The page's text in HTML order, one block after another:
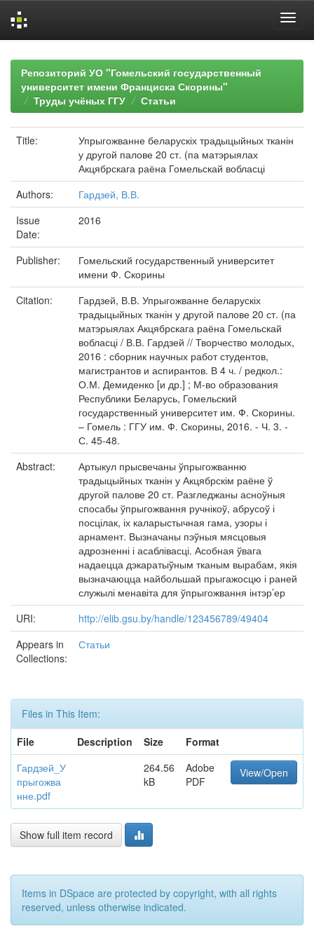
navigationРепозиторий УО "Гомельский государственный
университет имени Франциска Скорины"
Труды учёных ГГУ
Статьи
Title:
Упрыгожванне беларускіх традыцыйных тканін
у другой палове 20 ст. (па матэрыялах
Акцябрскага раёна Гомельскай вобласці
Authors:
Гардзей, В.В.
Issue
Date:
2016
Publisher:
Гомельский государственный университет
имени Ф. Скорины
Citation:
Гардзей, В.В. Упрыгожванне беларускіх
традыцыйных тканін у другой палове 20 ст. (па
матэрыялах Акцябрскага раёна Гомельскай
вобласці / В.В. Гардзей // Творчество молодых,
2016 : сборник научных работ студентов,
магистрантов и аспирантов. В 4 ч. / редкол.:
О.М. Демиденко [и др.] ; М-во образования
Республики Беларусь, Гомельский
государственный университет им. Ф. Скорины.
– Гомель : ГГУ им. Ф. Скорины, 2016. - Ч. 3. -
С. 45-48.
Abstract:
Артыкул прысвечаны ўпрыгожванню
традыцыйных тканін у Акцябрскім раёне ў
другой палове 20 ст. Разгледжаны асноўныя
спосабы ўпрыгожвання ручнікоў, абрусоў і
посцілак, іх каларыстычная гама, узоры і
арнамент. Вызначаны пэўныя мясцовыя
адрозненні і асаблівасці. Асобная ўвага
надаецца дэкаратыўным тканым вырабам, якія
вызначаюцца найбольшай прыгажосцю і раней
служылі менавіта для ўпрыгожвання інтэр’ер
URI:
http://elib.gsu.by/handle/123456789/49404
Appears in
Collections:
Статьи
Files in This Item:
File
Description Size
Format
Гардзей_У
прыгожва
нне.pdf
264.56
kB
Adobe
PDF
View/Open
Show full item record
Items in DSpace are protected by copyright, with all rights
reserved, unless otherwise indicated.